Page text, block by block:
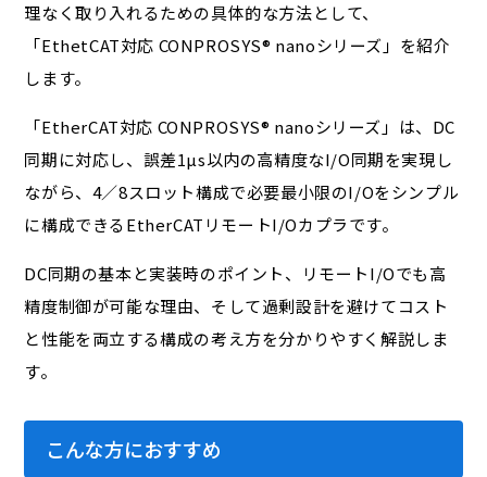
理なく取り入れるための具体的な方法として、
「EthetCAT対応 CONPROSYS® nanoシリーズ」を紹介
します。
「EtherCAT対応 CONPROSYS® nanoシリーズ」は、DC
同期に対応し、誤差1µs以内の高精度なI/O同期を実現し
ながら、4／8スロット構成で必要最小限のI/Oをシンプル
に構成できるEtherCATリモートI/Oカプラです。
DC同期の基本と実装時のポイント、リモートI/Oでも高
精度制御が可能な理由、そして過剰設計を避けてコスト
と性能を両立する構成の考え方を分かりやすく解説しま
す。
こんな方におすすめ